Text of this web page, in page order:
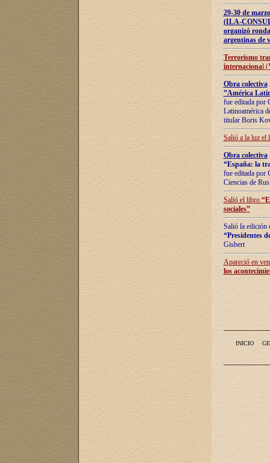
29-30 de
(ILA-
organizó
argentinas de
Terrorismo
internacional
Obra colectiva
”América
fue editada por
Latinoamérica
titular Boris
Salió a la luz el
Obra colectiva
“España: la
fue editada por
Ciencias de
Salió el libro “
sociales”
Salió la edición
“Presidentes
Gisbert
Apareció en
los
INICIO